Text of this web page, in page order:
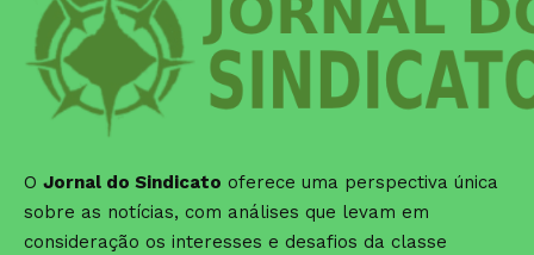
O Jornal do Sindicato oferece uma perspectiva única
sobre as notícias, com análises que levam em
consideração os interesses e desafios da classe